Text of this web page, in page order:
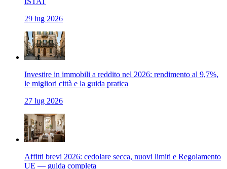
29 lug 2026
Investire in immobili a reddito nel 2026: rendimento al 9,7%,
le migliori città e la guida pratica
27 lug 2026
Affitti brevi 2026: cedolare secca, nuovi limiti e Regolamento
UE — guida completa